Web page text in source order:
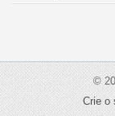
©
Crie o